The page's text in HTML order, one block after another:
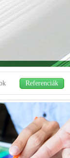
Referenciák